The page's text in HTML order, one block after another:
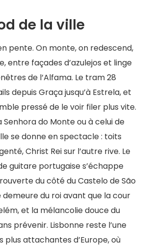
de la ville
pente. On monte, on redescend,
entre façades d’azulejos et linge
de l’Alfama. Le tram 28
depuis Graça jusqu’à Estrela, et
pressé de le voir filer plus vite.
Senhora do Monte ou à celui de
se donne en spectacle : toits
Christ Rei sur l’autre rive. Le
guitare portugaise s’échappe
du côté du Castelo de São
du roi avant que la cour
et la mélancolie douce du
prévenir. Lisbonne reste l’une
plus attachantes d’Europe, où